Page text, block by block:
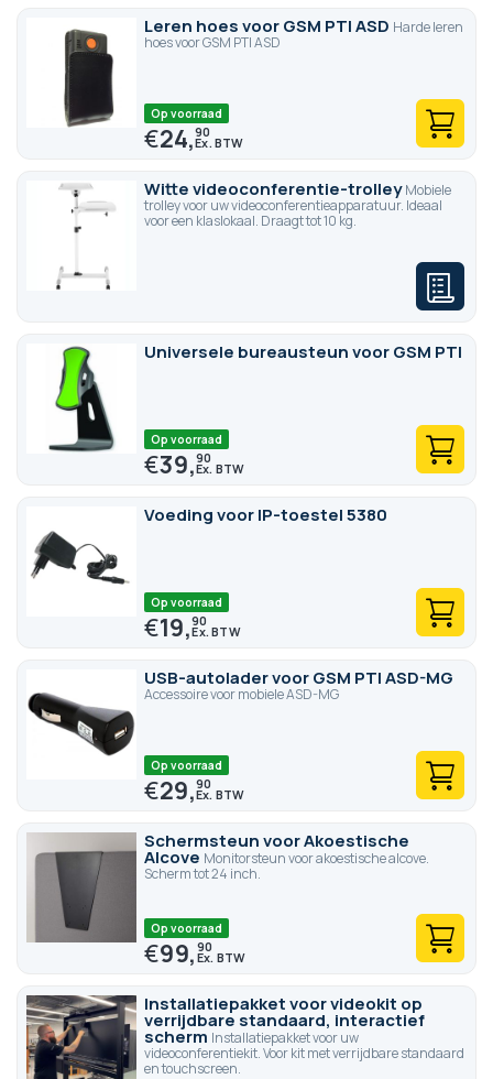
Leren hoes voor GSM PTI ASD Harde leren
hoes voor GSM PTI ASD
Op voorraad
€24,90
Witte videoconferentie-trolleyMobiele
trolley voor uw videoconferentieapparatuur. Ideaal
voor een klaslokaal. Draagt tot 10 kg.
Universele bureausteun voor GSM PTI
Op voorraad
€39,90
Voeding voor IP-toestel 5380
Op voorraad
€19,90
USB-autolader voor GSM PTI ASD-MG
Accessoire voor mobiele ASD-MG
Op voorraad
€29,90
Schermsteun voor Akoestische
Alcove Monitorsteun voor akoestische alcove.
Scherm tot 24 inch.
Op voorraad
€99,90
Installatiepakket voor videokit op
verrijdbare standaard, interactief
scherm Installatiepakket voor uw
videoconferentiekit. Voor kit met verrijdbare standaard
en touchscreen.